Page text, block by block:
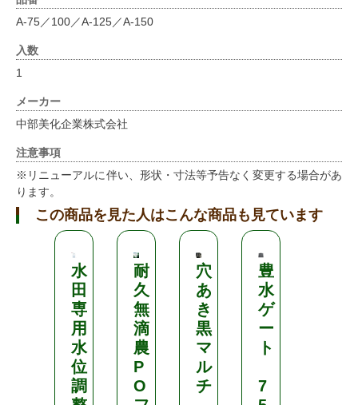
A-75／100／A-125／A-150
入数
1
メーカー
中部美化企業株式会社
注意事項
※リニューアルに伴い、形状・寸法等予告なく変更する場合があ
ります。
この商品を見た人はこんな商品も見ています
水
田
専
用
水
位
調
耐
久
無
滴
農
P
O
穴
あ
き
黒
マ
ル
チ
豊
水
ゲ
ー
ト
7